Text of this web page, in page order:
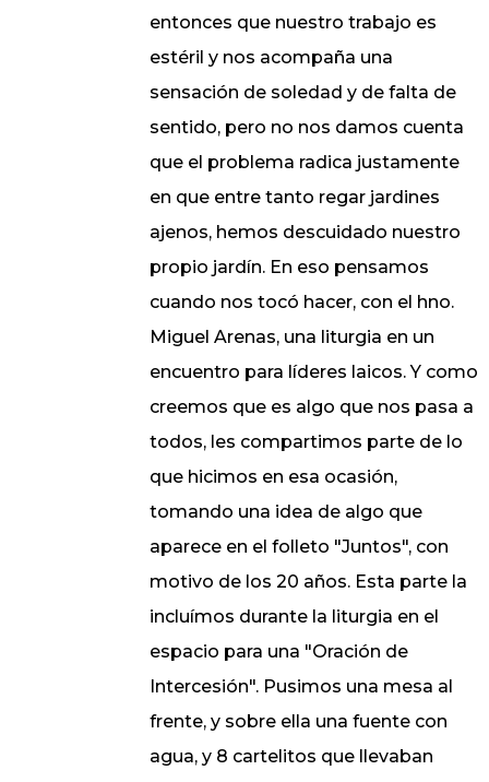
entonces que nuestro trabajo es
estéril y nos acompaña una
sensación de soledad y de falta de
sentido, pero no nos damos cuenta
que el problema radica justamente
en que entre tanto regar jardines
ajenos, hemos descuidado nuestro
propio jardín. En eso pensamos
cuando nos tocó hacer, con el hno.
Miguel Arenas, una liturgia en un
encuentro para líderes laicos. Y como
creemos que es algo que nos pasa a
todos, les compartimos parte de lo
que hicimos en esa ocasión,
tomando una idea de algo que
aparece en el folleto "Juntos", con
motivo de los 20 años. Esta parte la
incluímos durante la liturgia en el
espacio para una "Oración de
Intercesión". Pusimos una mesa al
frente, y sobre ella una fuente con
agua, y 8 cartelitos que llevaban